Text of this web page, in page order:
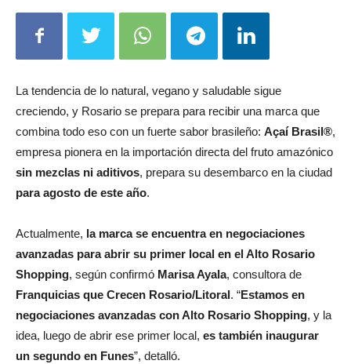
La tendencia de lo natural, vegano y saludable sigue
creciendo, y Rosario se prepara para recibir una marca que
combina todo eso con un fuerte sabor brasileño: Açaí Brasil®,
empresa pionera en la importación directa del fruto amazónico
sin mezclas ni aditivos, prepara su desembarco en la ciudad
para agosto de este año.
Actualmente, la marca se encuentra en negociaciones
avanzadas para abrir su primer local en el Alto Rosario
Shopping, según confirmó Marisa Ayala, consultora de
Franquicias que Crecen Rosario/Litoral. “Estamos en
negociaciones avanzadas con Alto Rosario Shopping, y la
idea, luego de abrir ese primer local, es también inaugurar
un segundo en Funes”, detalló.